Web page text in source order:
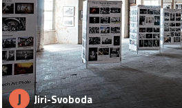
J Jiri-Svoboda